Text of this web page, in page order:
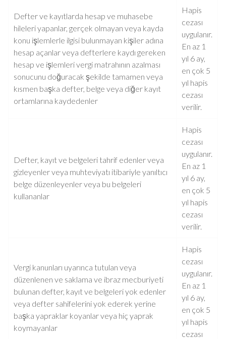
Defter ve kayıtlarda hesap ve muhasebe
hileleri yapanlar, gerçek olmayan veya kayda
konu işlemlerle ilgisi bulunmayan kişiler adına
hesap açanlar veya defterlere kaydı gereken
hesap ve işlemleri vergi matrahının azalması
sonucunu doğuracak şekilde tamamen veya
kısmen başka defter, belge veya diğer kayıt
ortamlarına kaydedenler
Hapis
cezası
uygulanır.
En az 1
yıl 6 ay,
en çok 5
yıl hapis
cezası
verilir.
Defter, kayıt ve belgeleri tahrif edenler veya
gizleyenler veya muhteviyatı itibariyle yanıltıcı
belge düzenleyenler veya bu belgeleri
kullananlar
Hapis
cezası
uygulanır.
En az 1
yıl 6 ay,
en çok 5
yıl hapis
cezası
verilir.
Vergi kanunları uyarınca tutulan veya
düzenlenen ve saklama ve ibraz mecburiyeti
bulunan defter, kayıt ve belgeleri yok edenler
veya defter sahifelerini yok ederek yerine
başka yapraklar koyanlar veya hiç yaprak
koymayanlar
Hapis
cezası
uygulanır.
En az 1
yıl 6 ay,
en çok 5
yıl hapis
cezası